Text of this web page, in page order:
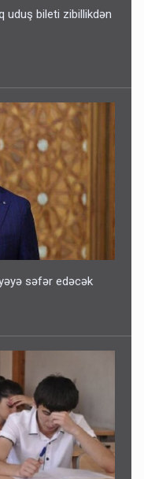
uduş bileti zibillikdən
səfər edəcək